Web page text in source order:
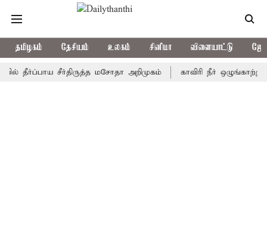
தமிழகம் தேசியம் உலகம் சினிமா விளையாட்டு
சீர்திருத்த மசோதா அறிமுகம் காவிரி நீர் ஒழுங்காற்று குழு